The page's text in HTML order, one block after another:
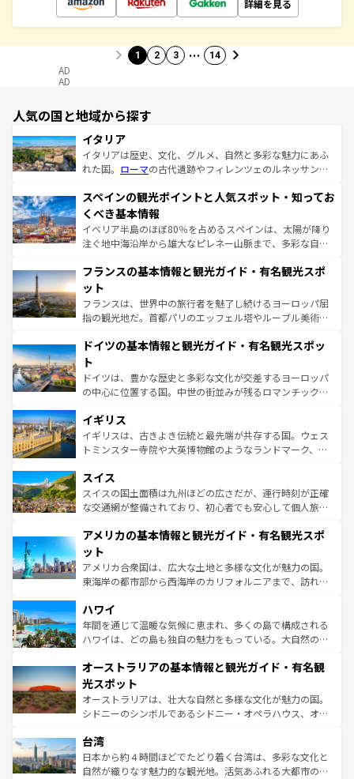
詳細を見る
1 2 3 … 14
AD
AD
人気の国と地域から探す
イタリア
イタリアは歴史、文化、グルメ、自然と多彩な魅力にあふ
れた国。 ローマの古代遺跡やフィレンツェのルネッサンス
ろん、トスカーナの美しい田園風景やアマルフィ海岸の絶
景など、自然景観も見逃せない。観光の合間には、本場の
ピザやパスタなど、絶品のイタリア料理を堪能することも
できる。朝目覚めてから夜眠るまで、すべての瞬間を楽し
なお、新着のイタリア情報はコンテンツ一覧を参照してほ
しい。
スペインの観光ポイントと人気スポット・知ってお
くべき基本情報
イベリア半島のほぼ80％を占めるスペインは、太陽が降り
注ぐ地中海沿岸から雄大なピレネー山脈まで、多彩な自然
文化が根付くこの国では、情熱的なフラメンコ、熱気あふ
れる闘牛、そして美味しいタパスが生活の一部となってい
る。首都マドリードの洗練された雰囲気や、バルセロナの
アートに溢れた街角から、地方では古代ローマ遺跡や中世
せる。地方によって風土や気候が異なるスペインはその個
ンテンツ一覧 を参照してほしい。
フランスの基本情報と観光ガイド・有名観光スポ
ット
フランスは、世界中の旅行者を魅了し続けるヨーロッパ屈
指の観光地だ。首都パリのエッフェル塔やルーブル美術館
で、幅広い魅力が詰まっている。華麗な宮殿、歴史的な大
聖堂、美しいビーチ、そして豊かな自然が、訪れる者を心
から魅了する。また、フランスは美食の国としても知ら
れ、フランス料理はユネスコ無形文化遺産にも登録されて
香り高いラベンダー畑など、多彩な楽しみ方が可能だ。さ
らに、パリ以外の地域にも魅力が溢れており、どの街角に
も豊かな歴史と文化が息づいている。パリ以外の個性あふ
を参照してほしい。
ドイツの基本情報と観光ガイド・有名観光スポッ
ト
ドイツは、豊かな歴史と多彩な文化が交差するヨーロッパ
の中心に位置する国。中世の街並みが残るロマンチック街
顔を持つこの国は、どこを歩いても飽きることがない。ベ
ルリンの文化的活気、バイエルン州のアルプスの絶景、そ
してライン川沿いのワイン畑といった風景は必見。ビール
は、お酒好きな人にはぜひ体験してほしい。 なお、新着の
ドイツ情報はコンテンツ一覧を参照してほしい。
イギリス
イギリスは、古きよき伝統と最先端が共存する国。ウェス
トミンスター寺院や大英博物館のようなランドマーク、歴
リアごとに異なる魅力がある。また、優雅なアフタヌーン
ティー、ビール好きにはたまらない英国パブ、サッカー観
戦など、本場だからこそできる体験も豊富。イギリスを旅
ンツ一覧を参照してほしい。
スイス
スイスの国土面積は九州ほどの広さだが、運行時刻が正確
な交通網が整備されており、初心者でも安心して個人旅行
の建物がそのまま残る町や、スイスならではのユニークな
博物館もあり、アルプス観光だけでなく町歩きも満喫する
ことができる。国民の所得が高いため物価も高いが、旅行
者向けの交通パス提供のサービスもあり、うまく活用すれ
着のスイス情報は
アメリカの基本情報と観光ガイド・有名観光スポ
ット
アメリカ合衆国は、広大な土地と多様な文化が魅力の国。
東海岸の都市部から西海岸のカリフォルニアまで、訪れる
のような巨大都市は、観光、ショッピング、エンターテイ
ンメントが詰まった刺激的なスポットだ。一方、アメリカ
西部には大自然が広がり、グランドキャニオンやイエロー
部のニューオーリンズでは、音楽と美食が融合した独特の
文化が魅力。旅行者はアメリカの各地域で異なる魅力を楽
しみながら、その多様性と豊かな歴史を感じることができ
るだろう。車でのロードトリップや列車の旅も、アメリカ
情報は
ハワイ
年間を通じて温暖な気候に恵まれ、多くの島で構成される
ハワイは、どの島も独自の魅力をもっている。大自然の神
ワイ島は見逃せない。また、定番の観光地といえばオアフ
島だが、静かな自然を求めるならマウイ島やカウアイ島が
おすすめ。エメラルドグリーンに輝く海をはじめ、豊かな
文化や歴史が息づいている。「アロハスピリット」と呼ば
人々、おいしいローカルフードやハワイアンミュージッ
ク、伝統的なフラダンスなど、すべてがハワイの魅力を彩
っている。訪れるたびに新しい発見と感動が待っているハ
オーストラリアの基本情報と観光ガイド・有名観
光スポット
オーストラリアは、壮大な自然と多様な文化が魅力の国。
シドニーのシンボルであるシドニー・オペラハウス、オー
リアリーフや大陸中央部にそびえるウルル（エアーズロッ
ク）、タスマニアの美しい原生林やケアンズの熱帯雨林な
ど、見どころがたくさん。また、カフェやワイン、オージ
台湾
日本から約４時間ほどでたどり着く台湾は、多彩な文化と
自然が織りなす魅力的な観光地。活気あふれる大都市の台